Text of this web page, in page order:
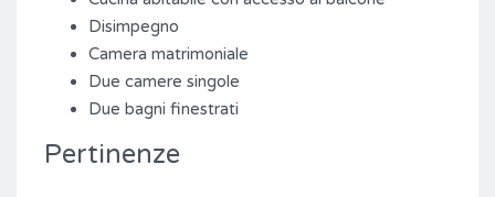
Disimpegno
Camera matrimoniale
Due camere singole
Due bagni finestrati
Pertinenze